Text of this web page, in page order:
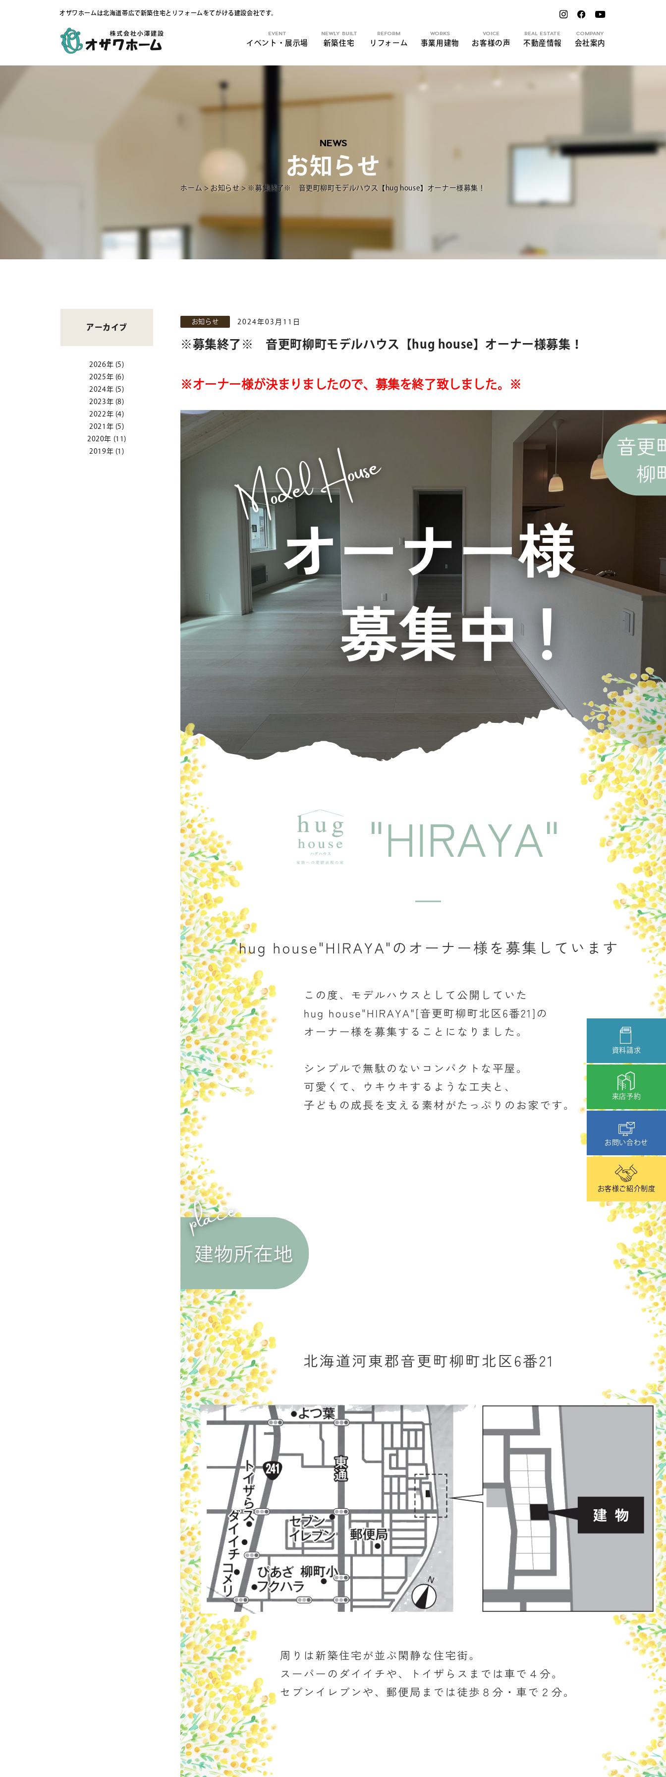
オザワホームは北海道帯広で新築住宅とリフォームをてがける建設会社です。
EVENT
イベント・展示場
NEWLY BUILT
新築住宅
REFORM
リフォーム
WORKS
事業用建物
VOICE
お客様の声
REAL ESTATE
不動産情報
COMPANY
会社案内
資料請求
来店予約
お問い合わせ
お客様ご紹介制度
NEWS
お知らせ
ホーム > お知らせ> ※募集終了※ 音更町柳町モデルハウス【hug house】オーナー様募集！
お知らせ 2024年03月11日
※募集終了※ 音更町柳町モデルハウス【hug house】オーナー様募集！
※オーナー様が決まりましたので、募集を終了致しました。※
アーカイブ
2026年 (5)
2025年 (6)
2024年 (5)
2023年 (8)
2022年 (4)
2021年 (5)
2020年 (11)
2019年 (1)